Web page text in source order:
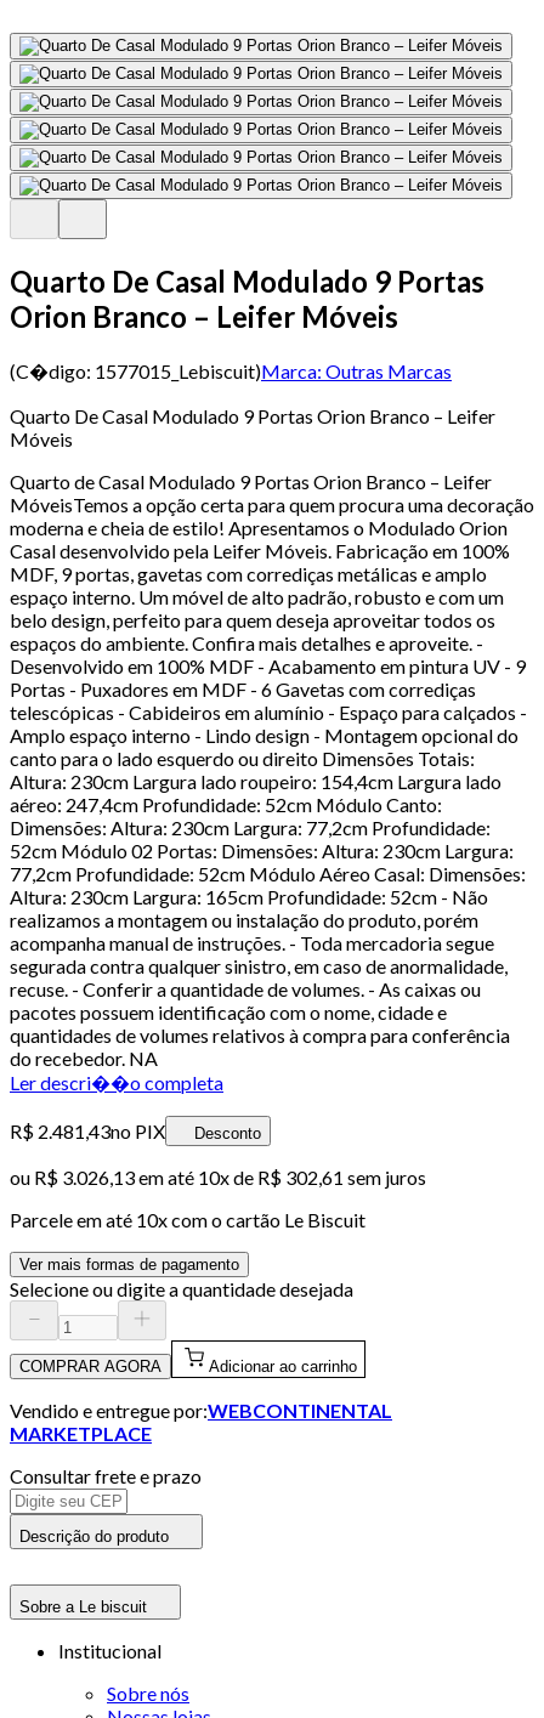
Quarto De Casal Modulado 9 Portas
Orion Branco – Leifer Móveis
(C�digo: 1577015_Lebiscuit)Marca: Outras Marcas
Quarto De Casal Modulado 9 Portas Orion Branco – Leifer
Móveis
Quarto de Casal Modulado 9 Portas Orion Branco – Leifer
MóveisTemos a opção certa para quem procura uma decoração
moderna e cheia de estilo! Apresentamos o Modulado Orion
Casal desenvolvido pela Leifer Móveis. Fabricação em 100%
MDF, 9 portas, gavetas com corrediças metálicas e amplo
espaço interno. Um móvel de alto padrão, robusto e com um
belo design, perfeito para quem deseja aproveitar todos os
espaços do ambiente. Confira mais detalhes e aproveite. -
Desenvolvido em 100% MDF - Acabamento em pintura UV - 9
Portas - Puxadores em MDF - 6 Gavetas com corrediças
telescópicas - Cabideiros em alumínio - Espaço para calçados -
Amplo espaço interno - Lindo design - Montagem opcional do
canto para o lado esquerdo ou direito Dimensões Totais:
Altura: 230cm Largura lado roupeiro: 154,4cm Largura lado
aéreo: 247,4cm Profundidade: 52cm Módulo Canto:
Dimensões: Altura: 230cm Largura: 77,2cm Profundidade:
52cm Módulo 02 Portas: Dimensões: Altura: 230cm Largura:
77,2cm Profundidade: 52cm Módulo Aéreo Casal: Dimensões:
Altura: 230cm Largura: 165cm Profundidade: 52cm - Não
realizamos a montagem ou instalação do produto, porém
acompanha manual de instruções. - Toda mercadoria segue
segurada contra qualquer sinistro, em caso de anormalidade,
recuse. - Conferir a quantidade de volumes. - As caixas ou
pacotes possuem identificação com o nome, cidade e
quantidades de volumes relativos à compra para conferência
do recebedor. NA
Ler descri��o completa
R$ 2.481,43no PIX Desconto
ou R$ 3.026,13em até 10x de R$ 302,61 sem juros
Parcele em até 10x com o cartão Le Biscuit
Ver mais formas de pagamento
Selecione ou digite a quantidade desejada
COMPRAR AGORA Adicionar ao carrinho
Vendido e entregue por:WEBCONTINENTAL
MARKETPLACE
Consultar frete e prazo
Descrição do produto
Sobre a Le biscuit
Institucional
Sobre nós